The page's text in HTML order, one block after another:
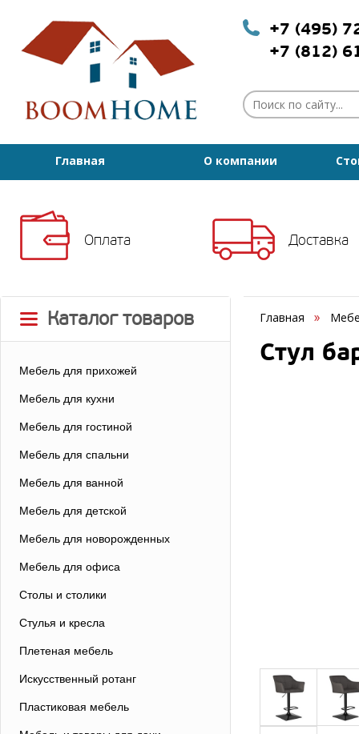
+7 (495)
+7 (812)
Главная О компании
Оплата Доставка
Каталог товаров
Мебель для прихожей
Мебель для кухни
Мебель для гостиной
Мебель для спальни
Мебель для ванной
Мебель для детской
Мебель для новорожденных
Мебель для офиса
Столы и столики
Стулья и кресла
Плетеная мебель
Искусственный ротанг
Пластиковая мебель
Главная
Стул